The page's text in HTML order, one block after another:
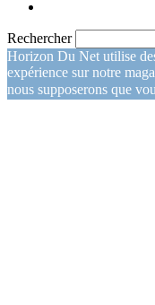
Rechercher
Horizon Du Net utilise
expérience sur notre
nous supposerons que